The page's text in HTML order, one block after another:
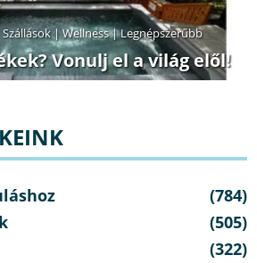
Szállások|Wellness|Legnépszerűbb
Vonulj el a világ elől!
(784)
(505)
(322)